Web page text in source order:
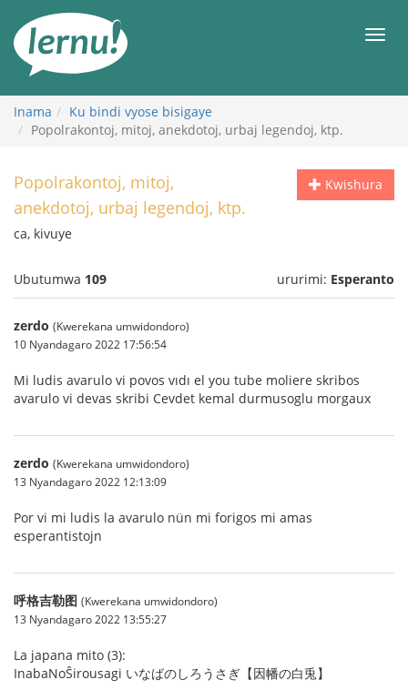
rupapuro
rw'ibirimwo
Inama
Ku bindi vyose bisigaye
Popolrakontoj, mitoj, anekdotoj, urbaj legendoj, ktp.
Kwishura
Popolrakontoj, mitoj,
anekdotoj, urbaj legendoj, ktp.
ca, kivuye
Ubutumwa 109 ururimi: Esperanto
zerdo (Kwerekana umwidondoro)
10 Nyandagaro 2022 17:56:54
Mi ludis avarulo vi povos vıdı el you tube moliere skribos
avarulo vi devas skribi Cevdet kemal durmusoglu morgaux
zerdo (Kwerekana umwidondoro)
13 Nyandagaro 2022 12:13:09
Por vi mi ludis la avarulo nün mi forigos mi amas
esperantistojn
呼格吉勒图 (Kwerekana umwidondoro)
13 Nyandagaro 2022 13:55:27
La japana mito (3):
InabaNoŜirousagi いなばのしろうさぎ【因幡の白兎】